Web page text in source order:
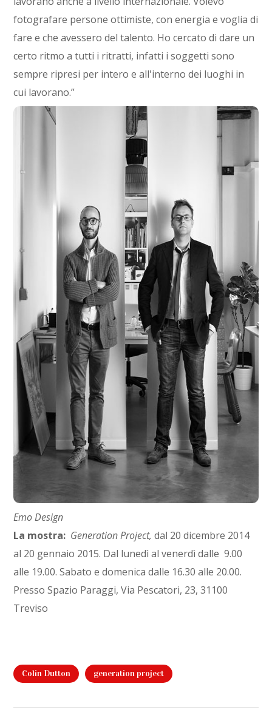
fotografare persone ottimiste, con energia e voglia di
fare e che avessero del talento. Ho cercato di dare un
certo ritmo a tutti i ritratti, infatti i soggetti sono
sempre ripresi per intero e all'interno dei luoghi in
cui lavorano.”
Emo Design
La mostra: Generation Project, dal 20 dicembre 2014
al 20 gennaio 2015. Dal lunedì al venerdì dalle 9.00
alle 19.00. Sabato e domenica dalle 16.30 alle 20.00.
Presso Spazio Paraggi, Via Pescatori, 23, 31100
Treviso
Colin Dutton generation project